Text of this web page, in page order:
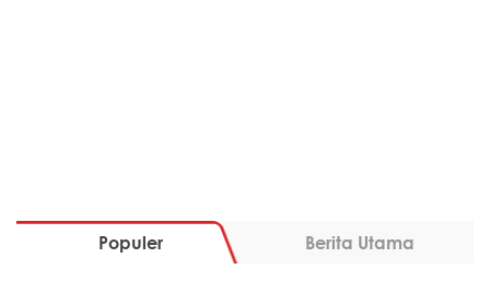
Populer Berita Utama